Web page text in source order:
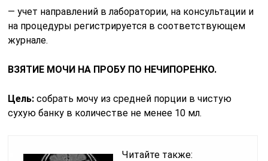
— учет направлений в лаборатории, на консультации и
на процедуры регистрируется в соответствующем
журнале.
ВЗЯТИЕ МОЧИ НА ПРОБУ ПО НЕЧИПОРЕНКО.
Цель: собрать мочу из средней порции в чистую
сухую банку в количестве не менее 10 мл.
Читайте также: